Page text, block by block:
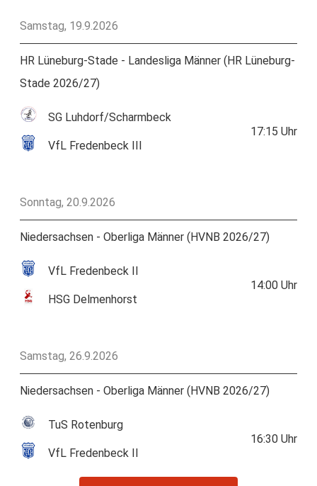
Samstag, 19.9.2026
HR Lüneburg-Stade - Landesliga Männer (HR Lüneburg-
Stade 2026/27)
SG Luhdorf/Scharmbeck
VfL Fredenbeck III
17:15 Uhr
Sonntag, 20.9.2026
Niedersachsen - Oberliga Männer (HVNB 2026/27)
VfL Fredenbeck II
HSG Delmenhorst
14:00 Uhr
Samstag, 26.9.2026
Niedersachsen - Oberliga Männer (HVNB 2026/27)
TuS Rotenburg
VfL Fredenbeck II
16:30 Uhr